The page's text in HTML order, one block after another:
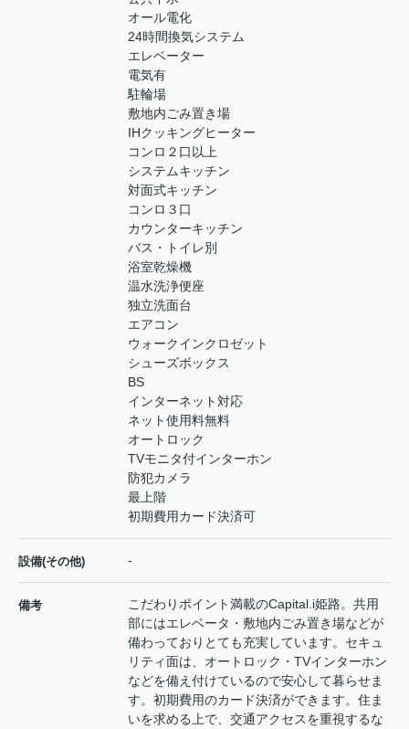
オール電化
24時間換気システム
エレベーター
電気有
駐輪場
敷地内ごみ置き場
IHクッキングヒーター
コンロ２口以上
システムキッチン
対面式キッチン
コンロ３口
カウンターキッチン
バス・トイレ別
浴室乾燥機
温水洗浄便座
独立洗面台
エアコン
ウォークインクロゼット
シューズボックス
BS
インターネット対応
ネット使用料無料
オートロック
TVモニタ付インターホン
防犯カメラ
最上階
初期費用カード決済可
設備(その他) -
備考
こだわりポイント満載のCapital.i姫路。共用
部にはエレベータ・敷地内ごみ置き場などが
備わっておりとても充実しています。セキュ
リティ面は、オートロック・TVインターホン
などを備え付けているので安心して暮らせま
す。初期費用のカード決済ができます。住ま
いを求める上で、交通アクセスを重視するな